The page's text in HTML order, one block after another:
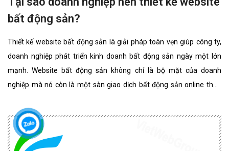
bất động sản?
Thiết kế website bất động sản là giải pháp toàn vẹn giúp công ty,
doanh nghiệp phát triển kinh doanh bất động sản ngày một lớn
mạnh. Website bất động sản không chỉ là bộ mặt của doanh
nghiệp mà nó còn là một sàn giao dịch bất động sản online thân